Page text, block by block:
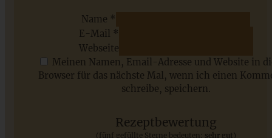
Saisonale Rezepte im Juli - meine 7 sommerlichen
Name *
E-Mail *
Webseite
Meinen Namen, Email-Adresse und Website in
Browser für das nächste Mal, wenn ich einen
schreibe, speichern.
Rezeptbewertung
(fünf gefüllte Sterne bedeuten: sehr gut )